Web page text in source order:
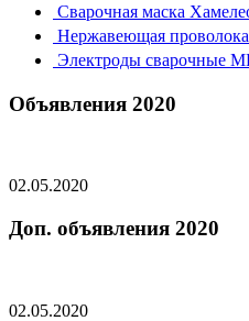
Сварочная маска
Нержавеющая
Электроды сварочные
Объявления 2020
02.05.2020
Доп. объявления 2020
02.05.2020